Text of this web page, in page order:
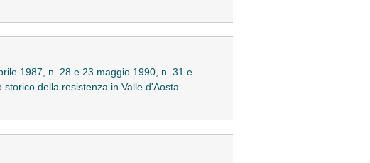
1987, n. 28 e 23 maggio 1990, n. 31 e
della resistenza in Valle d'Aosta.